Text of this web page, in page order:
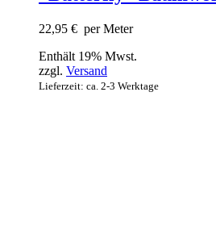
22,95 € per Meter
Enthält 19% Mwst.
zzgl. Versand
Lieferzeit: ca. 2-3 Werktage